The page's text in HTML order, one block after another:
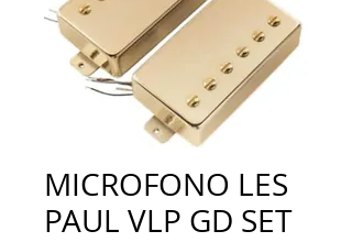
MICROFONO LES
PAUL VLP GD SET